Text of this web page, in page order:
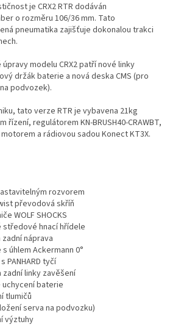
je CRX2 RTR dodáván
o rozměru 106/36 mm. Tato
pneumatika zajišťuje dokonalou trakci
modelu CRX2 patří nové linky
držák baterie a nová deska CMS (pro
podvozek).
tato verze RTR je vybavena 21kg
regulátorem KN-BRUSH40-CRAWBT,
a rádiovou sadou Konect KT3X.
rozvorem
převodová skříň
WOLF SHOCKS
středové hnací hřídele
náprava
úhlem Ackermann 0°
PANHARD tyčí
zadní linky zavěšení
baterie
tlumičů
serva na podvozku)
výztuhy